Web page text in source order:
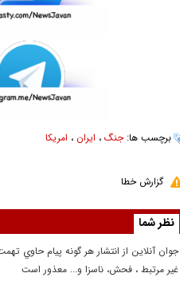
برچسب ها:جنگ، ایران ، امریکا
گزارش خطا
نظر شما
جوان آنلاين از انتشار هر گونه پيام حاوي
غير مرتبط ، فحش، ناسزا و... معذور است